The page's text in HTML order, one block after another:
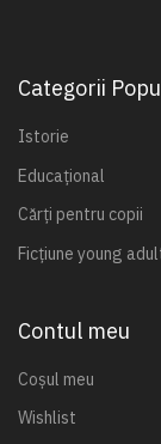
Categorii
Istorie
Educațional
Cărți pentru copii
Ficțiune young
Contul meu
Coșul meu
Wishlist